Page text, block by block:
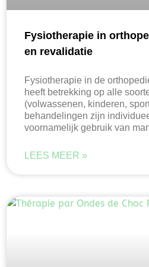
Fysiotherapie in
en revalidatie
Fysiotherapie in de
heeft betrekking op alle
(volwassenen, kinderen,
behandelingen zijn
voornamelijk gebruik van
LEES MEER »